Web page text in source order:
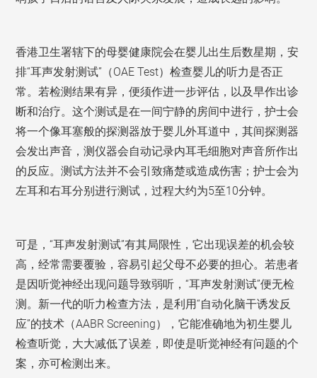
香港卫生署辖下的母婴健康院会在婴儿出生后数星期，安
排“耳声发射测试”（OAE Test）检查婴儿的听力是否正
常。若检测结果有异，便须作进一步评估，以及早作出诊
断和治疗。这个测试是在一间宁静的房间中进行，护士会
将一个像耳塞般的探测器放于婴儿外耳道中，其间探测器
会发出声音，测仪器会自动记录内耳毛细胞对声音所作出
的反应。测试方法并不会引致痛楚或造成伤害；护士会为
左耳和右耳分别进行测试，过程大约为5至10分钟。
可是，“耳声发射测试”有其局限性，它出现误差的机会较
高，经常需要覆验，容易引起父母不必要的担心。若患者
是因听觉神经出现问题导致弱听，“耳声发射测试”便无检
测。新一代的听力检查方法，是利用“自动化脑干诱发反
应”的技术（AABR Screening），它能准确地为初生婴儿
检查听觉，大大减低了误差，即使是听觉神经有问题的个
案，亦可检测出来。